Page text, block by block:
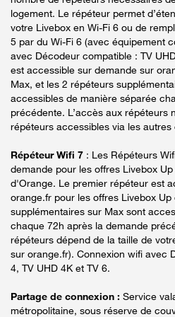
logement. Le répéteur permet
votre Livebox en Wi-Fi 6 ou de
5 par du Wi-Fi 6 (avec équipement
avec Décodeur compatible : TV
est accessible sur demande sur
Max, et les 2 répéteurs
accessibles de manière séparée
précédente. L’accès aux répéteurs
répéteurs accessibles via les autres
Répéteur Wifi 7 : Les Répéteurs
demande pour les offres Livebox
d'Orange. Le premier répéteur est
orange.fr pour les offres Livebox
supplémentaires sur Max sont
chaque 72h après la demande
répéteurs dépend de la taille de
sur orange.fr). Connexion wifi avec
4, TV UHD 4K et TV 6.
Partage de connexion : Service
métropolitaine, sous réserve de